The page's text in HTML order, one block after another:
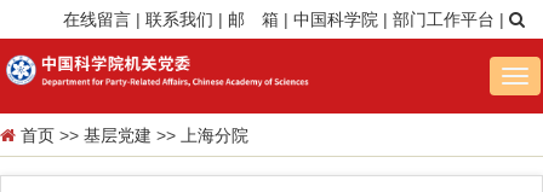
在线留言 | 联系我们 | 邮 箱 | 中国科学院 | 部门工作平台 |
首页 >> 基层党建 >> 上海分院